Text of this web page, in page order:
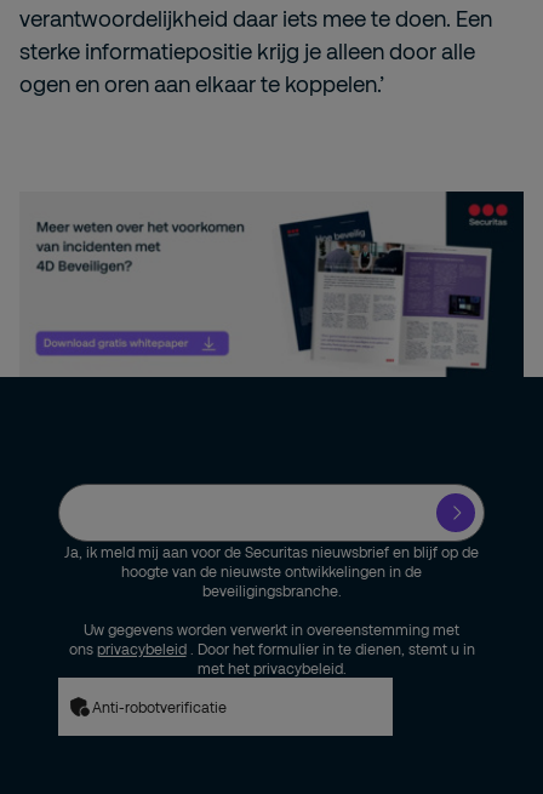
verantwoordelijkheid daar iets mee te doen. Een
sterke informatiepositie krijg je alleen door alle
ogen en oren aan elkaar te koppelen.’
Ja, ik meld mij aan voor de Securitas nieuwsbrief en blijf op de
hoogte van de nieuwste ontwikkelingen in de
beveiligingsbranche.
Uw gegevens worden verwerkt in overeenstemming met
ons privacybeleid
. Door het formulier in te dienen, stemt u in
met het privacybeleid.
Anti-robotverificatie